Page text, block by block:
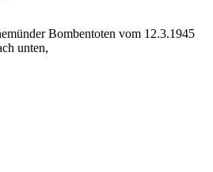
Bombentoten vom 12.3.1945
unten,